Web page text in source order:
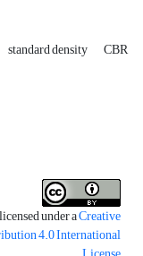
standard density CBR
under aCreative
4.0 International